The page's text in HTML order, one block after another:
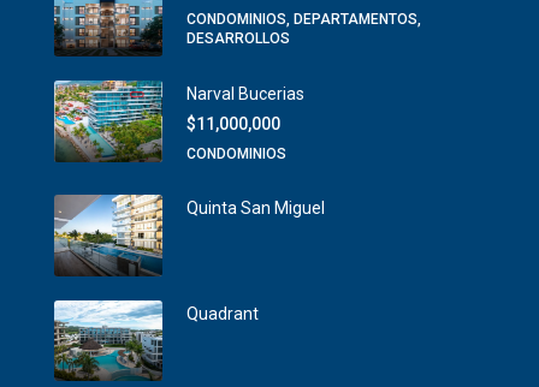
CONDOMINIOS, DEPARTAMENTOS,
DESARROLLOS
Narval Bucerias
$11,000,000
CONDOMINIOS
Quinta San Miguel
Quadrant